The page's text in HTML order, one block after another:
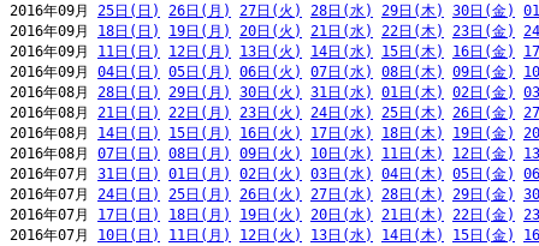
2016年09月 25日(日) 26日(月) 27日(火) 28日(水) 29日(木) 30日(金)
2016年09月 18日(日) 19日(月) 20日(火) 21日(水) 22日(木) 23日(金)
2016年09月 11日(日) 12日(月) 13日(火) 14日(水) 15日(木) 16日(金)
2016年09月 04日(日) 05日(月) 06日(火) 07日(水) 08日(木) 09日(金)
2016年08月 28日(日) 29日(月) 30日(火) 31日(水) 01日(木) 02日(金)
2016年08月 21日(日) 22日(月) 23日(火) 24日(水) 25日(木) 26日(金)
2016年08月 14日(日) 15日(月) 16日(火) 17日(水) 18日(木) 19日(金)
2016年08月 07日(日) 08日(月) 09日(火) 10日(水) 11日(木) 12日(金)
2016年07月 31日(日) 01日(月) 02日(火) 03日(水) 04日(木) 05日(金)
2016年07月 24日(日) 25日(月) 26日(火) 27日(水) 28日(木) 29日(金)
2016年07月 17日(日) 18日(月) 19日(火) 20日(水) 21日(木) 22日(金)
2016年07月 10日(日) 11日(月) 12日(火) 13日(水) 14日(木) 15日(金)